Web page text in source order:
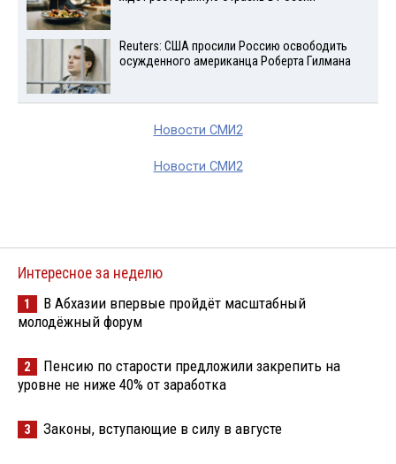
Reuters: США просили Россию освободить
осужденного американца Роберта Гилмана
Новости СМИ2
Новости СМИ2
Интересное за неделю
1
В Абхазии впервые пройдёт масштабный
молодёжный форум
2
Пенсию по старости предложили закрепить на
уровне не ниже 40% от заработка
3 Законы, вступающие в силу в августе